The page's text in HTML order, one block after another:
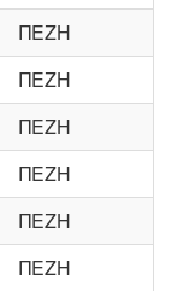
ΠΕΖΗ
ΠΕΖΗ
ΠΕΖΗ
ΠΕΖΗ
ΠΕΖΗ
ΠΕΖΗ